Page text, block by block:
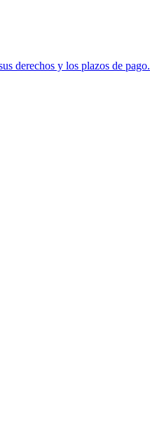
derechos y los plazos de pago.